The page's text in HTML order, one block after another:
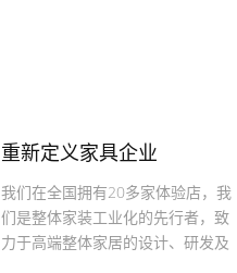
重新定义家具企业
我们在全国拥有20多家体验店，我
们是整体家装工业化的先行者，致
力于高端整体家居的设计、研发及